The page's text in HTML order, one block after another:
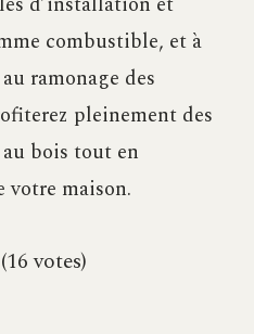
combustible, et à
ramonage des
pleinement des
bois tout en
votre maison.
votes)